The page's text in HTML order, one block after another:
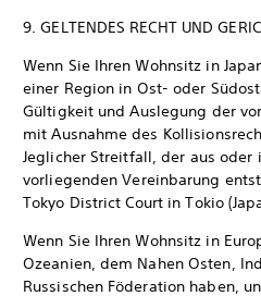
9. GELTENDES RECHT UND
Wenn Sie Ihren Wohnsitz in
einer Region in Ost- oder
Gültigkeit und Auslegung der
mit Ausnahme des
Jeglicher Streitfall, der aus
vorliegenden Vereinbarung
Tokyo District Court in Tokio
Wenn Sie Ihren Wohnsitz in
Ozeanien, dem Nahen Osten,
Russischen Föderation haben,